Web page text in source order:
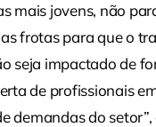
mais jovens, não
frotas para que o
seja impactado de
de profissionais
demandas do